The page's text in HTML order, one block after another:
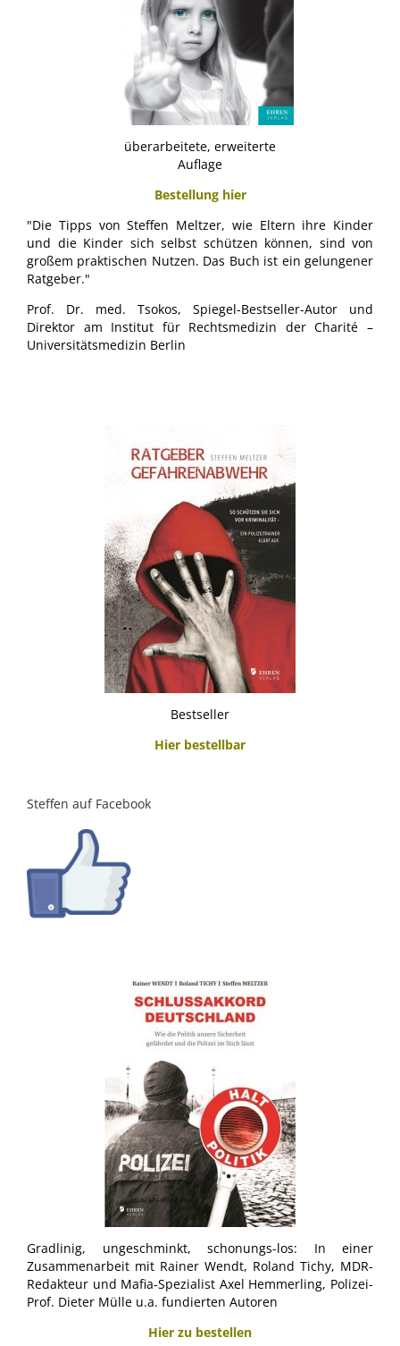
überarbeitete, erweiterte
Auflage
Bestellung hier
"Die Tipps von Steffen Meltzer, wie Eltern ihre Kinder
und die Kinder sich selbst schützen können, sind von
großem praktischen Nutzen. Das Buch ist ein gelungener
Ratgeber."
Prof. Dr. med. Tsokos, Spiegel-Bestseller-Autor und
Direktor am Institut für Rechtsmedizin der Charité –
Universitätsmedizin Berlin
Bestseller
Hier bestellbar
Steffen auf Facebook
Gradlinig, ungeschminkt, schonungs-los: In einer
Zusammenarbeit mit Rainer Wendt, Roland Tichy, MDR-
Redakteur und Mafia-Spezialist Axel Hemmerling, Polizei-
Prof. Dieter Mülle u.a. fundierten Autoren
Hier zu bestellen